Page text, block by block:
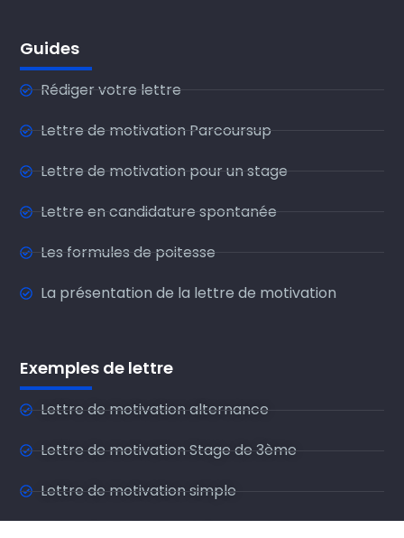
Guides
Rédiger votre lettre
Lettre de motivation Parcoursup
Lettre de motivation pour un stage
Lettre en candidature spontanée
Les formules de poitesse
La présentation de la lettre de motivation
Exemples de lettre
Lettre de motivation alternance
Lettre de motivation Stage de 3ème
Lettre de motivation simple